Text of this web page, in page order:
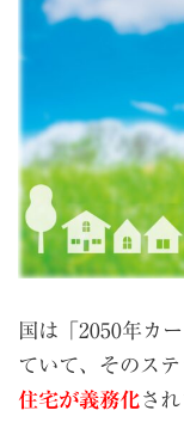
国は「2050年カ
ていて、そのス
住宅が義務化さ